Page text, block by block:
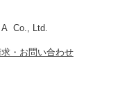
Co., Ltd.
・お問い合わせ